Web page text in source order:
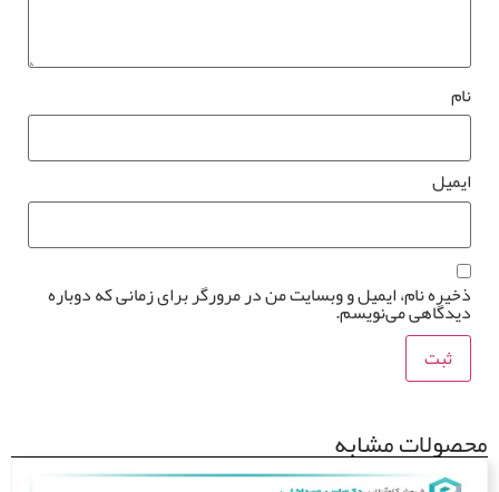
نام، ایمیل و وبسایت من در مرورگر برای زمانی که دوباره
می‌نویسم.
مشابه